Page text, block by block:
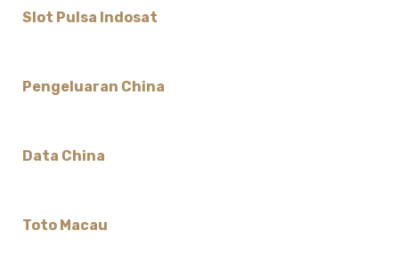
Slot Pulsa Indosat
Pengeluaran China
Data China
Toto Macau